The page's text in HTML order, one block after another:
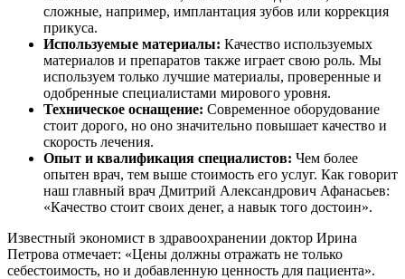
сложные, например, имплантация зубов или коррекция
прикуса.
Используемые материалы: Качество используемых
материалов и препаратов также играет свою роль. Мы
используем только лучшие материалы, проверенные и
одобренные специалистами мирового уровня.
Техническое оснащение: Современное оборудование
стоит дорого, но оно значительно повышает качество и
скорость лечения.
Опыт и квалификация специалистов: Чем более
опытен врач, тем выше стоимость его услуг. Как говорит
наш главный врач Дмитрий Александрович Афанасьев:
«Качество стоит своих денег, а навык того достоин».
Известный экономист в здравоохранении доктор Ирина
Петрова отмечает: «Цены должны отражать не только
себестоимость, но и добавленную ценность для пациента».